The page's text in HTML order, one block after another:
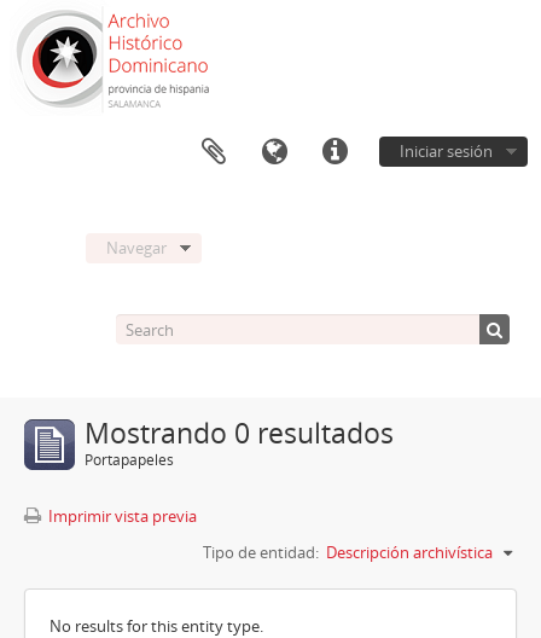
Iniciar sesión
Navegar
Mostrando 0 resultados
Portapapeles
Imprimir vista previa
Tipo de entidad: Descripción archivística
No results for this entity type.